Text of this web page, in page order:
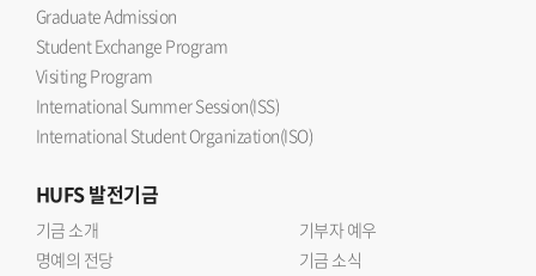
Graduate Admission
Student Exchange Program
Visiting Program
International Summer Session(ISS)
International Student Organization(ISO)
HUFS발전기금
기금 소개
기부자 예우
명예의 전당
기금 소식